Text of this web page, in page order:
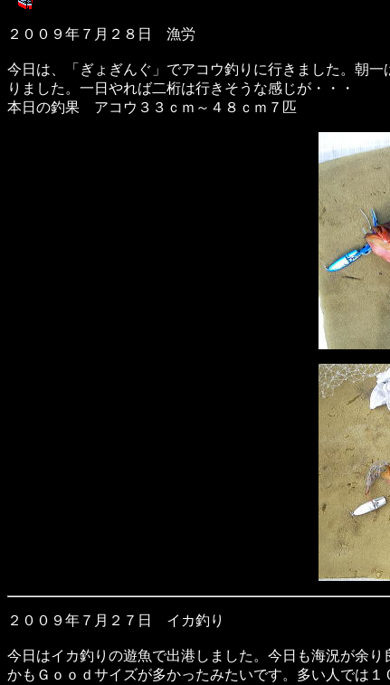
２００９年７月２８日 漁労
今日は、「ぎょぎんぐ」でアコウ釣りに行きました。朝
りました。一日やれば二桁は行きそうな感じが・・・
本日の釣果 アコウ３３ｃｍ～４８ｃｍ７匹
２００９年７月２７日 イカ釣り
今日はイカ釣りの遊魚で出港しました。今日も海況が余
かもＧｏｏｄサイズが多かったみたいです。多い人では１